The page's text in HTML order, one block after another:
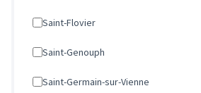
Saint-Flovier
Saint-Genouph
Saint-Germain-sur-Vienne